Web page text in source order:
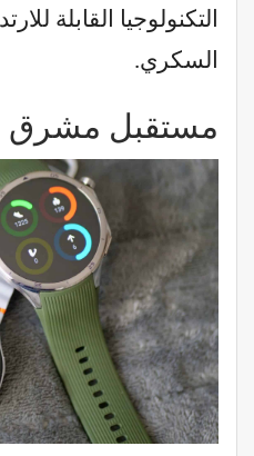
التكنولوجيا القابلة
السكري.
مستقبل مشرق